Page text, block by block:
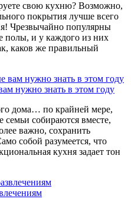
свою кухню? Возможно,
покрытия лучше всего
Чрезвычайно популярны
полы, и у каждого из них
каков же правильный
нужно знать в этом году
дома… по крайней мере,
собираются вместе,
важно, сохранить
собой разумеется, что
кухня задает тон